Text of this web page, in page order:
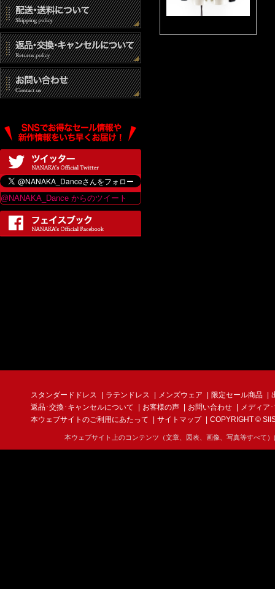
@NANAKA_Dance からのツイート
スタンダードドレス ラテンドレス メンズウェア 限定セール商品
返品･交換･キャンセルについて
お客様の声 お問い合わせ
メディア
本ウェブサイトのご利用にあたって
サイトマップ COPYRIGHT ©
本ウェブサイト上のコンテンツ（文章、図表、画像、写真等すべて